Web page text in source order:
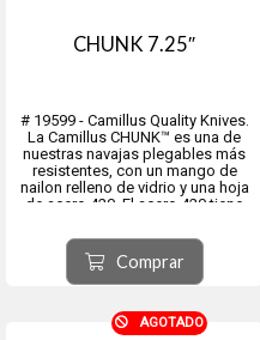
CHUNK 7.25″
# 19599 - Camillus Quality Knives.
La Camillus CHUNK™ es una de
nuestras navajas plegables más
resistentes, con un mango de
nailon relleno de vidrio y una hoja
de acero 420. El acero 420 tiene
los bordes y es bastante fácil de
volver a afilar. Además, este acero
logra...
Comprar
AGOTADO